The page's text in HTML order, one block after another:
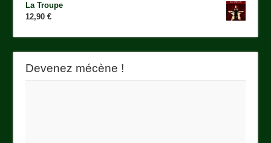
La Troupe
12,90€
Devenez mécène !